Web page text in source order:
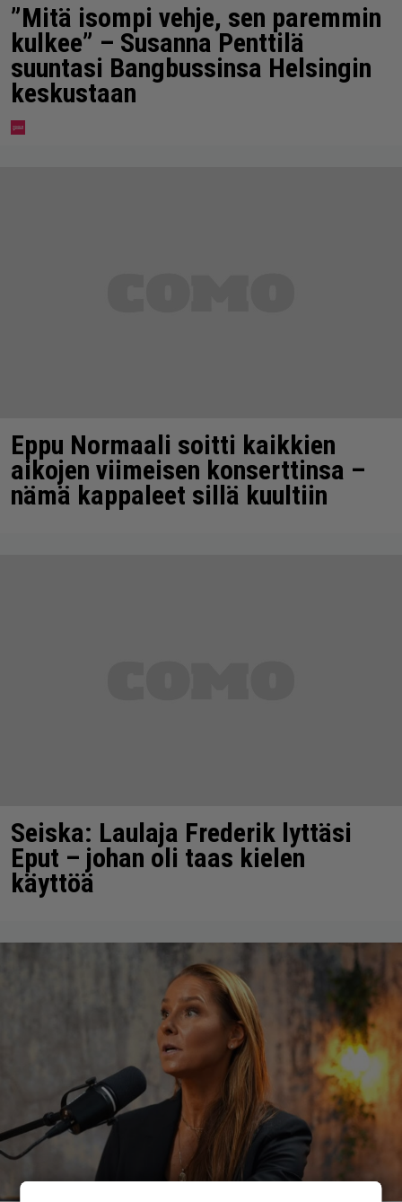
”Mitä isompi vehje, sen paremmin
kulkee” – Susanna Penttilä
suuntasi Bangbussinsa Helsingin
keskustaan
Eppu Normaali soitti kaikkien
aikojen viimeisen konserttinsa –
nämä kappaleet sillä kuultiin
Seiska: Laulaja Frederik lyttäsi
Eput – johan oli taas kielen
käyttöä